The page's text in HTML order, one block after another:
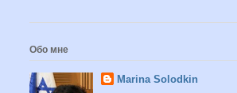
Обо мне
Marina Solodkin